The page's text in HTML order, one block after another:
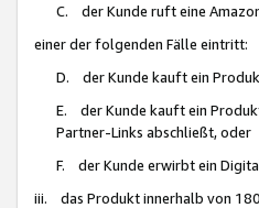
C. der Kunde ruft eine
einer der folgenden Fälle eintritt:
D. der Kunde kauft ein
E. der Kunde kauft ein
Partner-Links abschließt, oder
F. der Kunde erwirbt ein
iii. das Produkt innerhalb von 180